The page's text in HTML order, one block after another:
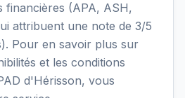
financières (APA, ASH,
attribuent une note de 3/5
Pour en savoir plus sur
et les conditions
d'Hérisson, vous